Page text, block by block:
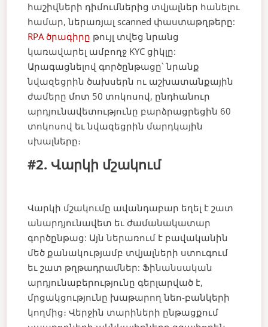
հաշիվների դիմումներից տվյալներ հանելու
համար, ներառյալ scanned փաստաթղթերը:
RPA ծրագիրը թույլ տվեց նրանց
կառավարել ամբողջ KYC ցիկլը:
Արագացնելով գործընթացը՝ նրանք
նվազեցրին ծախսերն ու աշխատանքային
ժամերը մոտ 50 տոկոսով, ընդհանուր
արդյունավետությունը բարձրացրեցին 60
տոկոսով եւ նվազեցրին մարդկային
սխալները։
#2. Վարկի մշակում
Վարկի մշակումը ավանդաբար եղել է շատ
անարդյունավետ եւ ժամանակատար
գործընթաց: Այն ներառում է բավականին
մեծ քանակությամբ տվյալների ստուգում
եւ շատ թղթադրամներ: Ֆինանսական
արդյունաբերությունը գերլարված է,
մրցակցությունը խաթարող նեո-բանկերի
կողմից։ Վերջին տարիների ընթացքում